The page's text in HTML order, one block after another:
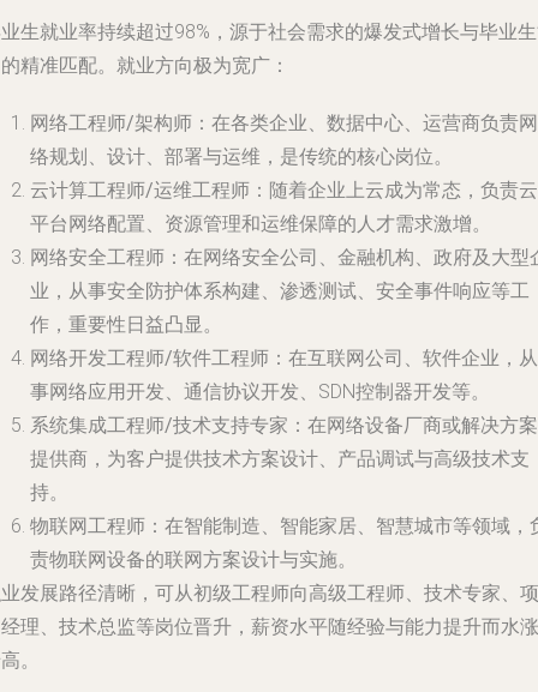
生就业率持续超过98%，源于社会需求的爆发式增长与毕业
精准匹配。就业方向极为宽广：
网络工程师/架构师 ：在各类企业、数据中心、运营商负责网
络规划、设计、部署与运维，是传统的核心岗位。
云计算工程师/运维工程师 ：随着企业上云成为常态，负责云
平台网络配置、资源管理和运维保障的人才需求激增。
网络安全工程师 ：在网络安全公司、金融机构、政府及大型
业，从事安全防护体系构建、渗透测试、安全事件响应等工
作，重要性日益凸显。
网络开发工程师/软件工程师 ：在互联网公司、软件企业，从
事网络应用开发、通信协议开发、SDN控制器开发等。
系统集成工程师/技术支持专家 ：在网络设备厂商或解决方案
提供商，为客户提供技术方案设计、产品调试与高级技术支
持。
物联网工程师 ：在智能制造、智能家居、智慧城市等领域，
责物联网设备的联网方案设计与实施。
发展路径清晰，可从初级工程师向高级工程师、技术专家、项
理、技术总监等岗位晋升，薪资水平随经验与能力提升而水涨
。